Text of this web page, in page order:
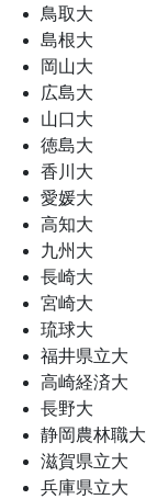
鳥取大
島根大
岡山大
広島大
山口大
徳島大
香川大
愛媛大
高知大
九州大
長崎大
宮崎大
琉球大
福井県立大
高崎経済大
長野大
静岡農林職大
滋賀県立大
兵庫県立大